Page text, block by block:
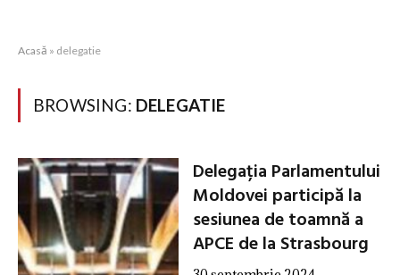
Acasă » delegatie
BROWSING: DELEGATIE
Delegația Parlamentului
Moldovei participă la
sesiunea de toamnă a
APCE de la Strasbourg